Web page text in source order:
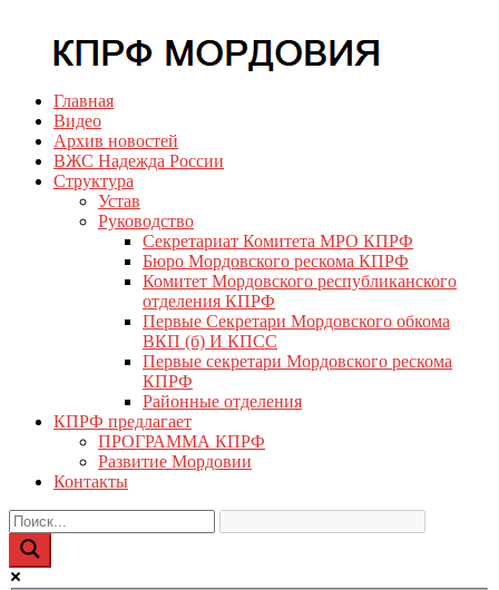
содержимому
КПРФ Мордовия
Мордовское Региональное отделение КПРФ
Главная
Видео
Архив новостей
ВЖС Надежда России
Структура
Устав
Руководство
Секретариат Комитета МРО КПРФ
Бюро Мордовского рескома КПРФ
Комитет Мордовского республиканского
отделения КПРФ
Первые Секретари Мордовского обкома
ВКП (б) И КПСС
Первые секретари Мордовского рескома
КПРФ
Районные отделения
КПРФ предлагает
ПРОГРАММА КПРФ
Развитие Мордовии
Контакты